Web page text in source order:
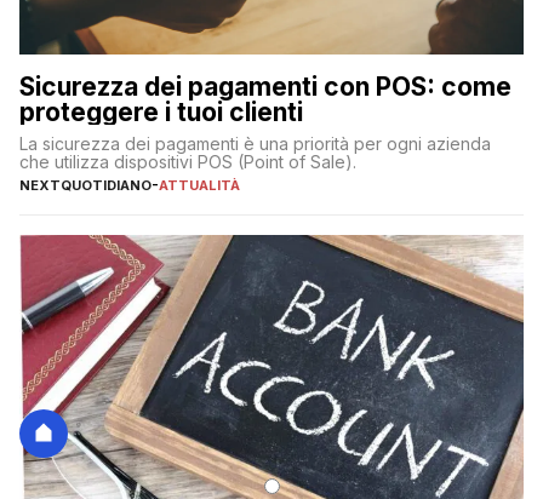
Sicurezza dei pagamenti con POS: come
proteggere i tuoi clienti
La sicurezza dei pagamenti è una priorità per ogni azienda
che utilizza dispositivi POS (Point of Sale).
NEXTQUOTIDIANO-ATTUALITÀ